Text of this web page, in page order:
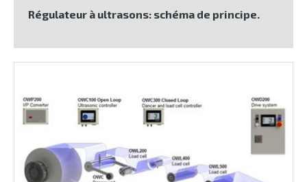
Régulateur à ultrasons: schéma de principe.